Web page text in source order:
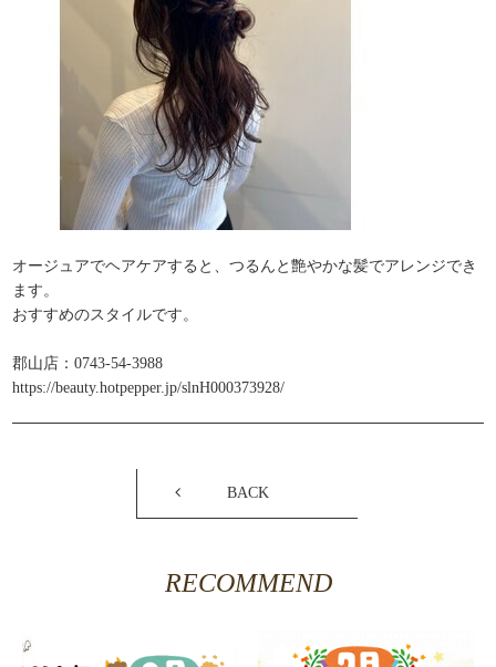
オージュアでヘアケアすると、つるんと艶やかな髪でアレンジでき
ます。
おすすめのスタイルです。
郡山店：0743-54-3988
https://beauty.hotpepper.jp/slnH000373928/
BACK
RECOMMEND